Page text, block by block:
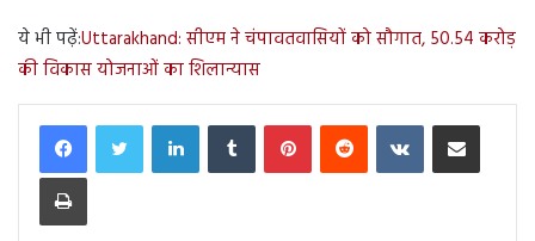
ये भी पढ़ें:Uttarakhand: सीएम ने चंपावतवासियों को सौगात, 50.54 करोड़
की विकास योजनाओं का शिलान्यास
LinkedInTumblr PinterestReddit VKontakteShare via Email
Print